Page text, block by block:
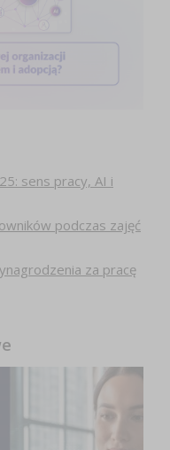
sens pracy, AI i
podczas zajęć
za pracę